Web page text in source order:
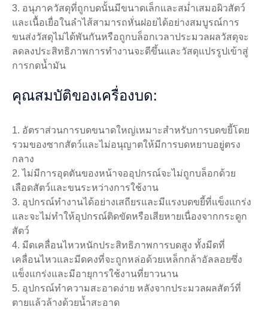
3. อนุภาควัสดุที่ถูกบดนั้นมีขนาดเล็กและสม่ำเสมอผิวสัตว์
และเนื้อเยื่อในลำไส้สามารถหั่นฝอยได้อย่างสมบูรณ์การ
ขนส่งวัสดุไม่ได้พันกันหรือถูกบล็อกเวลาประมวลผลวัสดุจะ
ลดลงประสิทธิภาพการทำงานจะดีขึ้นและวัสดุแปรรูปเข้าสู่
การกดน้ำมัน
คุณสมบัติของเครื่องบด:
1. อัตราส่วนการบดขนาดใหญ่เหมาะสำหรับการบดขยี้โดย
รวมของซากสัตว์และไม่อนุญาตให้มีการบดหยาบอยู่ตรง
กลาง
2. ไม่มีการอุดตันของหน้าจออุปกรณ์จะไม่ถูกบล็อกด้วย
เลือดสัตว์และขนระหว่างการใช้งาน
3. อุปกรณ์ทำงานได้อย่างเสถียรและมีแรงบดขยี้ที่แข็งแกร่ง
และจะไม่ทำให้อุปกรณ์ติดขัดหรือเสียหายเนื่องจากกระดูก
สัตว์
4. มีดเคลื่อนไหวหนักประสิทธิภาพการบดสูง ทั้งมีดที่
เคลื่อนไหวและมีดคงที่จะถูกหล่อด้วยเหล็กกล้าอัลลอยซึ่ง
แข็งแกร่งและมีอายุการใช้งานที่ยาวนาน
5. อุปกรณ์ทำความสะอาดง่าย หลังจากประมวลผลสัตว์ที่
ตายแล้วล้างด้วยน้ำสะอาด